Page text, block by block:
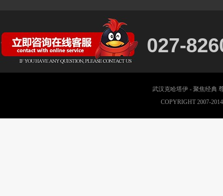
027-
武汉克哈塔伊 - 聚焦经典
COPYRIGHT 2007-